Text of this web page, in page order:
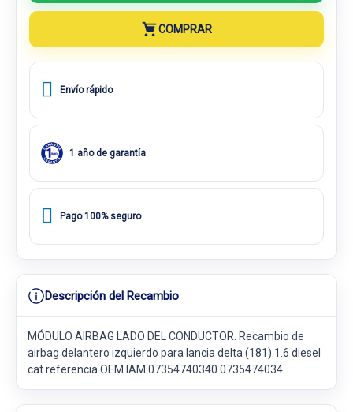
COMPRAR
Envío rápido
1 año de garantía
Pago 100% seguro
Descripción del Recambio
MÓDULO AIRBAG LADO DEL CONDUCTOR. Recambio de
airbag delantero izquierdo para lancia delta (181) 1.6 diesel
cat referencia OEM IAM 07354740340 0735474034